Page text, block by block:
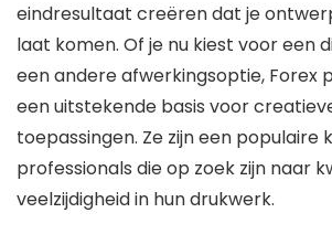
eindresultaat creëren dat je
laat komen. Of je nu kiest voor een
een andere afwerkingsoptie, Forex
een uitstekende basis voor
toepassingen. Ze zijn een populaire
professionals die op zoek zijn naar
veelzijdigheid in hun drukwerk.